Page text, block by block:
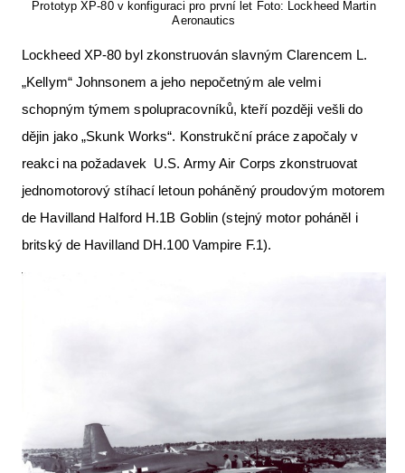
Prototyp XP-80 v konfiguraci pro první let Foto: Lockheed Martin
Aeronautics
Lockheed XP-80 byl zkonstruován slavným Clarencem L.
„Kellym“ Johnsonem a jeho nepočetným ale velmi
schopným týmem spolupracovníků, kteří později vešli do
dějin jako „Skunk Works“. Konstrukční práce započaly v
reakci na požadavek U.S. Army Air Corps zkonstruovat
jednomotorový stíhací letoun poháněný proudovým motorem
de Havilland Halford H.1B Goblin (stejný motor poháněl i
britský de Havilland DH.100 Vampire F.1).
Inzerujte s námi